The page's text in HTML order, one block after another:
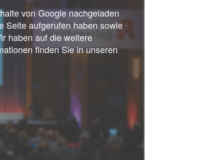
von Google nachgeladen
Seite aufgerufen haben sowie
haben auf die weitere
finden Sie in unseren